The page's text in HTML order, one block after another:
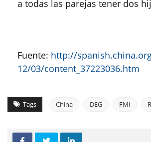
a todas las parejas tener dos
Fuente: http://
12/03/content_37223036.htm
Tags China DEG FMI